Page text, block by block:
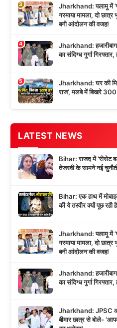
3
Jharkhand: पलामू में
गरमाया मामला, दो
बनी आंदोलन की वजह!
4
Jharkhand:
का संदिग्ध गुर्गा
5
Jharkhand: घर की
राज’, मलबे में बिखरे
LATEST NEWS
Bihar: राजद में ‘रीसेट
तेजस्वी के सामने नई
Bihar: एक हाथ में
की ये तस्वीर क्यों पूछ रही
Jharkhand: पलामू में
गरमाया मामला, दो
बनी आंदोलन की वजह!
Jharkhand:
का संदिग्ध गुर्गा
Jharkhand: JPSC
बीमार छात्र से बोले-